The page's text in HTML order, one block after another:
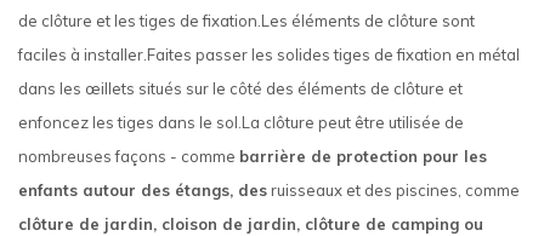
de clôture et les tiges de fixation.Les éléments de clôture sont
faciles à installer.Faites passer les solides tiges de fixation en métal
dans les œillets situés sur le côté des éléments de clôture et
enfoncez les tiges dans le sol.La clôture peut être utilisée de
nombreuses façons - comme barrière de protection pour les
enfants autour des étangs, desruisseaux et des piscines, comme
clôture de jardin, cloison de jardin, clôture de camping ou